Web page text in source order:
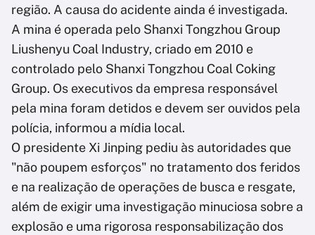
região. A causa do acidente ainda é investigada.
A mina é operada pelo Shanxi Tongzhou Group
Liushenyu Coal Industry, criado em 2010 e
controlado pelo Shanxi Tongzhou Coal Coking
Group. Os executivos da empresa responsável
pela mina foram detidos e devem ser ouvidos pela
polícia, informou a mídia local.
O presidente Xi Jinping pediu às autoridades que
"não poupem esforços" no tratamento dos feridos
e na realização de operações de busca e resgate,
além de exigir uma investigação minuciosa sobre a
explosão e uma rigorosa responsabilização dos